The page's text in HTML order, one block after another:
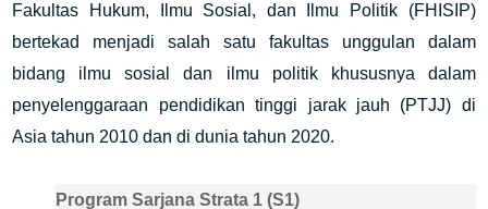
Fakultas Hukum, Ilmu Sosial, dan Ilmu Politik (FHISIP)
bertekad menjadi salah satu fakultas unggulan dalam
bidang ilmu sosial dan ilmu politik khususnya dalam
penyelenggaraan pendidikan tinggi jarak jauh (PTJJ) di
Asia tahun 2010 dan di dunia tahun 2020.
Program Sarjana Strata 1 (S1)